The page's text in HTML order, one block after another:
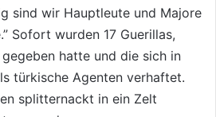
sind wir Hauptleute und Majore
Sofort wurden 17 Guerillas,
gegeben hatte und die sich in
türkische Agenten verhaftet.
splitternackt in ein Zelt